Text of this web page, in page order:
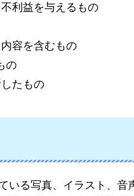
利益を与えるもの
容を含むもの
の
たもの
いる写真、イラスト、